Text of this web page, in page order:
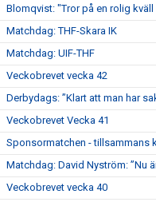
Blomqvist: "Tror på en rolig kväll
Matchdag: THF-Skara IK
Matchdag: UIF-THF
Veckobrevet vecka 42
Derbydags: ”Klart att man har
Veckobrevet Vecka 41
Sponsormatchen - tillsammans
Matchdag: David Nyström: ”Nu
Veckobrevet vecka 40